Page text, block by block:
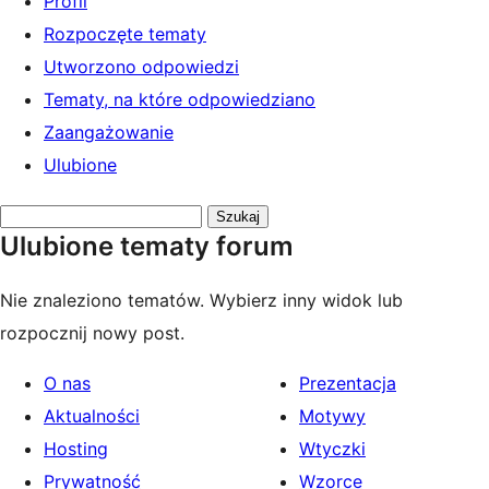
Rozpoczęte tematy
Utworzono odpowiedzi
Tematy, na które odpowiedziano
Zaangażowanie
Ulubione
tematy:
Ulubione tematy forum
Nie znaleziono tematów. Wybierz inny widok lub
rozpocznij nowy post.
O nas
Aktualności
Hosting
Prywatność
Prezentacja
Motywy
Wtyczki
Wzorce